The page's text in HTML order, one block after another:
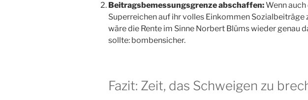
Beitragsbemessungsgrenze abschaffen:Wenn auch
Superreichen auf ihr volles Einkommen Sozialbeiträge
wäre die Rente im Sinne Norbert Blüms wieder genau
sollte: bombensicher.
Fazit: Zeit, das Schweigen zu